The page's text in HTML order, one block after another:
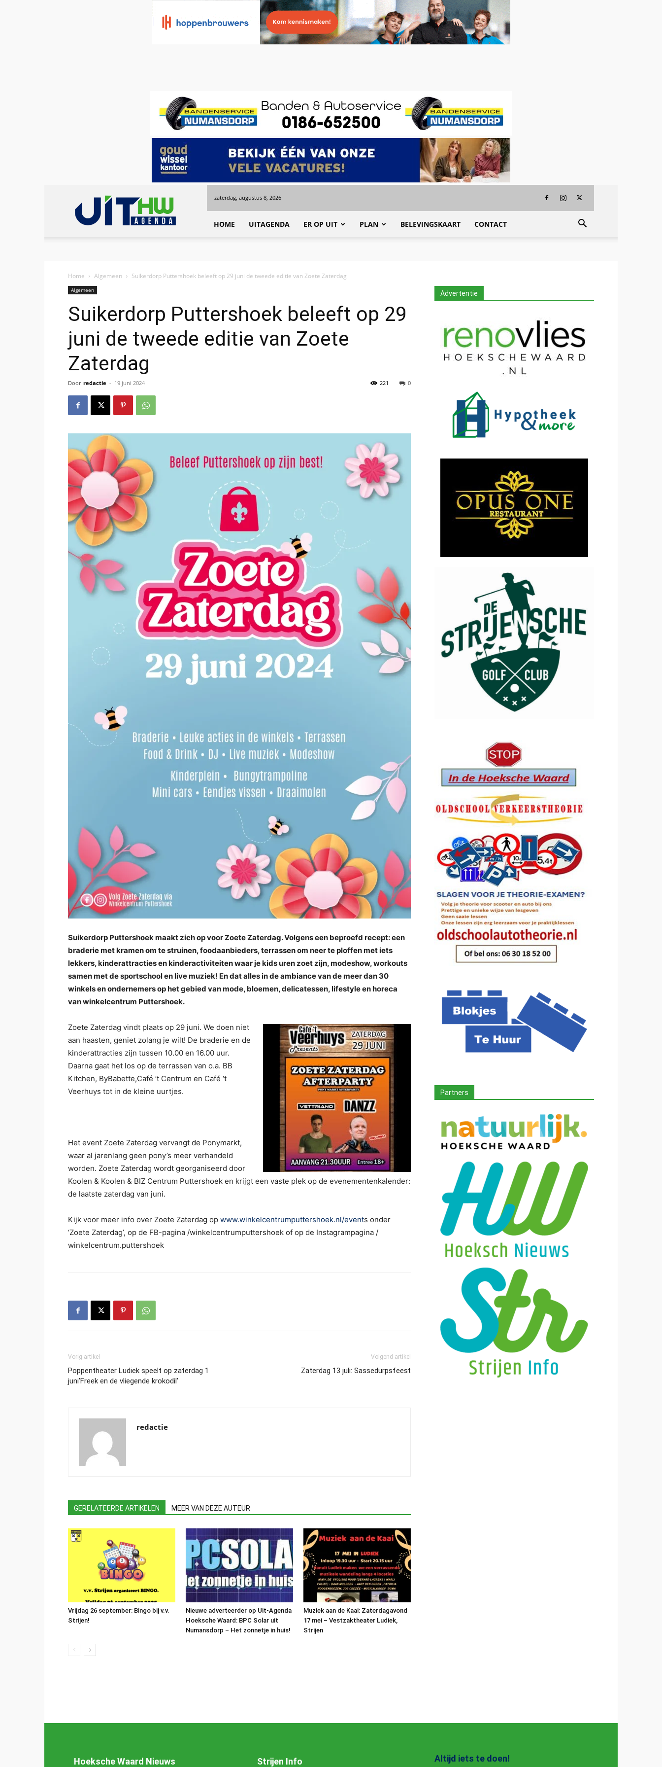
Hoeksche
Waard
zaterdag, augustus 8, 2026
HOME UITAGENDA ER OP UIT PLAN BELEVINGSKAART CONTACT
Home Algemeen Suikerdorp Puttershoek beleeft op 29 juni de tweede editie van Zoete Zaterdag
Algemeen
Suikerdorp Puttershoek beleeft op 29
juni de tweede editie van Zoete
Zaterdag
Door redactie - 19 juni 2024 0
221
Suikerdorp Puttershoek maakt zich op voor Zoete Zaterdag. Volgens een beproefd recept: een
braderie met kramen om te struinen, foodaanbieders, terrassen om neer te ploffen met iets
lekkers, kinderattracties en kinderactiviteiten waar je kids uren zoet zijn, modeshow, workouts
samen met de sportschool en live muziek! En dat alles in de ambiance van de meer dan 30
winkels en ondernemers op het gebied van mode, bloemen, delicatessen, lifestyle en horeca
van winkelcentrum Puttershoek.
Zoete Zaterdag vindt plaats op 29 juni. We doen niet
aan haasten, geniet zolang je wilt! De braderie en de
kinderattracties zijn tussen 10.00 en 16.00 uur.
Daarna gaat het los op de terrassen van o.a. BB
Kitchen, ByBabette,Café ’t Centrum en Café ‘t
Veerhuys tot in de kleine uurtjes.
Het event Zoete Zaterdag vervangt de Ponymarkt,
waar al jarenlang geen pony’s meer verhandeld
worden. Zoete Zaterdag wordt georganiseerd door
Koolen & Koolen & BIZ Centrum Puttershoek en krijgt een vaste plek op de evenementenkalender:
de laatste zaterdag van juni.
Kijk voor meer info over Zoete Zaterdag op www.winkelcentrumputtershoek.nl/events onder
‘Zoete Zaterdag’, op de FB-pagina /winkelcentrumputtershoek of op de Instagrampagina /
winkelcentrum.puttershoek
Vorig artikel
Poppentheater Ludiek speelt op zaterdag 1
juni’Freek en de vliegende krokodil’
Volgend artikel
Zaterdag 13 juli: Sassedurpsfeest
redactie
GERELATEERDE ARTIKELEN MEER VAN DEZE AUTEUR
Vrijdag 26 september: Bingo bij v.v.
Strijen!
Nieuwe adverteerder op Uit-Agenda
Hoeksche Waard: BPC Solar uit
Numansdorp – Het zonnetje in huis!
Muziek aan de Kaai: Zaterdagavond
17 mei – Vestzaktheater Ludiek,
Strijen
Advertentie
Partners
Hoeksche Waard Nieuws Strijen Info Altijd iets te doen!